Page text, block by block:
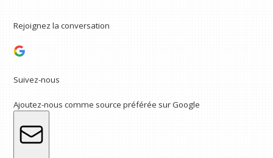
Rejoignez la conversation
Suivez-nous
Ajoutez-nous comme source préférée sur Google